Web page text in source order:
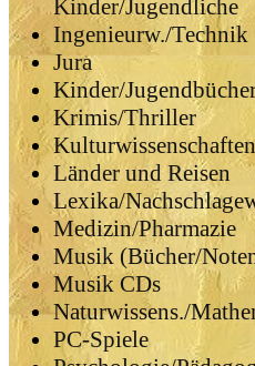
Kinder/Jugendliche
Ingenieurw./Technik
Jura
Kinder/
Krimis/Thriller
Kulturwissenschaften
Länder und Reisen
Lexika/
Medizin/Pharmazie
Musik (Bücher/
Musik CDs
Naturwissens./
PC-Spiele